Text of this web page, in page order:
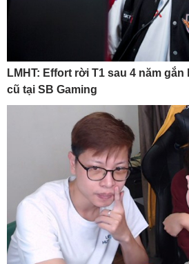
LMHT: Effort rời T1 sau 4 năm
cũ tại SB Gaming